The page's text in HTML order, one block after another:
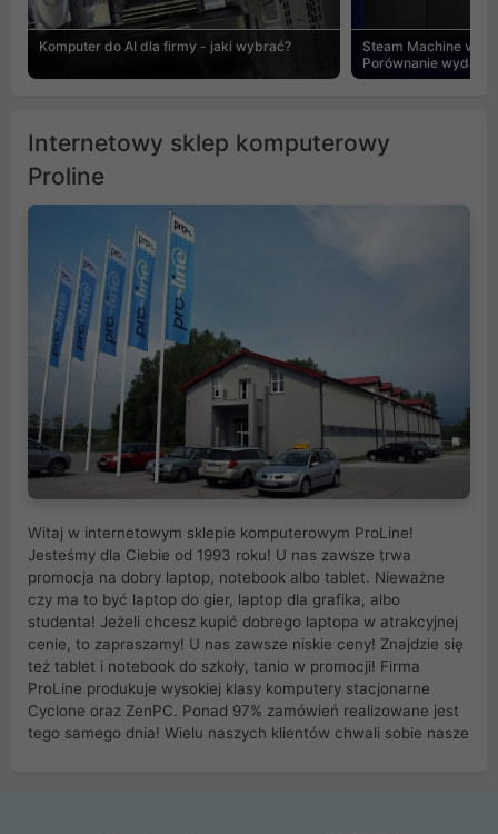
Komputer do AI dla firmy - jaki wybrać?
Steam Machine vs
Porównanie
Internetowy sklep komputerowy
Proline
Witaj w internetowym sklepie komputerowym ProLine!
Jesteśmy dla Ciebie od 1993 roku! U nas zawsze trwa
promocja na dobry laptop, notebook albo tablet. Nieważne
czy ma to być laptop do gier, laptop dla grafika, albo
studenta! Jeżeli chcesz kupić dobrego laptopa w atrakcyjnej
cenie, to zapraszamy! U nas zawsze niskie ceny! Znajdzie się
też tablet i notebook do szkoły, tanio w promocji! Firma
ProLine produkuje wysokiej klasy komputery stacjonarne
Cyclone oraz ZenPC. Ponad 97% zamówień realizowane jest
tego samego dnia! Wielu naszych klientów chwali sobie nasze